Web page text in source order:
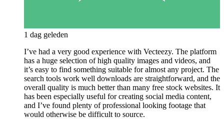
1 dag geleden
I’ve had a very good experience with Vecteezy. The platform
has a huge selection of high quality images and videos, and
it’s easy to find something suitable for almost any project. The
search tools work well downloads are straightforward, and the
overall quality is much better than many free stock websites. It
has been especially useful for creating social media content,
and I’ve found plenty of professional looking footage that
would otherwise be difficult to source.